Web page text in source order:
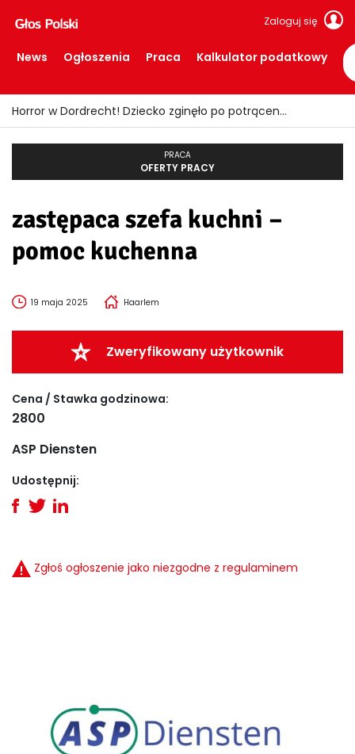
Zaloguj się
News Ogłoszenia Praca Kalkulator podatkowy
Horror w Dordrecht! Dziecko zginęło po potrąceniu przez busa
PRACA
OFERTY PRACY
zastępaca szefa kuchni –
pomoc kuchenna
19 maja 2025 Haarlem
Zweryfikowany użytkownik
Cena / Stawka godzinowa:
2800
ASP Diensten
Udostępnij:
Zgłoś ogłoszenie jako niezgodne z regulaminem